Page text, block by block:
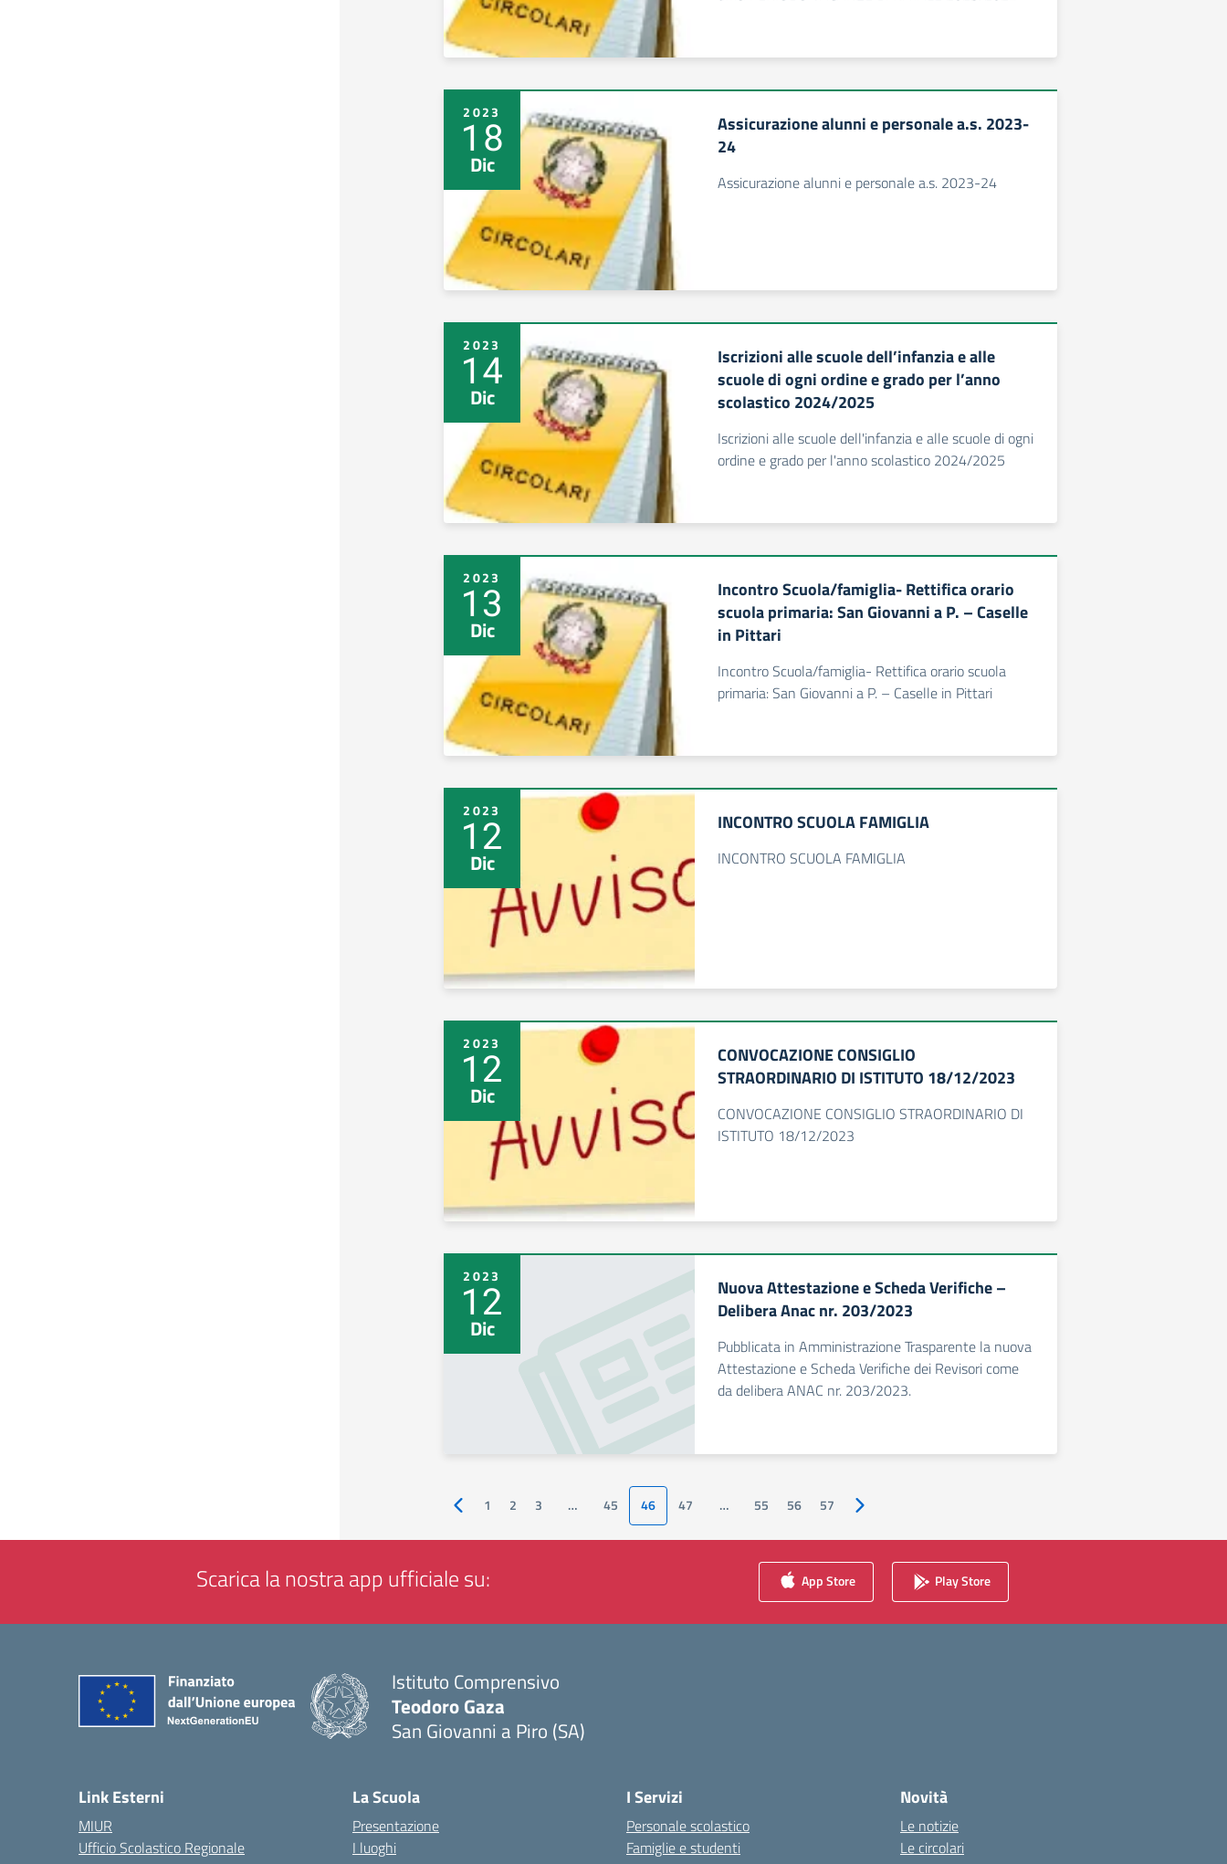
2023
18
Dic
Assicurazione alunni e personale a.s. 2023-
24
Assicurazione alunni e personale a.s. 2023-24
2023
14
Dic
Iscrizioni alle scuole dell’infanzia e alle
scuole di ogni ordine e grado per l’anno
scolastico 2024/2025
Iscrizioni alle scuole dell'infanzia e alle scuole di ogni
ordine e grado per l'anno scolastico 2024/2025
2023
13
Dic
Incontro Scuola/famiglia- Rettifica orario
scuola primaria: San Giovanni a P. – Caselle
in Pittari
Incontro Scuola/famiglia- Rettifica orario scuola
primaria: San Giovanni a P. – Caselle in Pittari
2023
12
Dic
INCONTRO SCUOLA FAMIGLIA
INCONTRO SCUOLA FAMIGLIA
2023
12
Dic
CONVOCAZIONE CONSIGLIO
STRAORDINARIO DI ISTITUTO 18/12/2023
CONVOCAZIONE CONSIGLIO STRAORDINARIO DI
ISTITUTO 18/12/2023
2023
12
Dic
Nuova Attestazione e Scheda Verifiche –
Delibera Anac nr. 203/2023
Pubblicata in Amministrazione Trasparente la nuova
Attestazione e Scheda Verifiche dei Revisori come
da delibera ANAC nr. 203/2023.
Pagina precedente
1 2 3 … 45 46 47 … 55 56 57 Pagina successiva
Scarica la nostra app ufficiale su: App Store Play Store
Istituto Comprensivo
Teodoro Gaza
San Giovanni a Piro (SA)
Link Esterni
MIUR
Ufficio Scolastico Regionale
La Scuola
Presentazione
I luoghi
I Servizi
Personale scolastico
Famiglie e studenti
Novità
Le notizie
Le circolari